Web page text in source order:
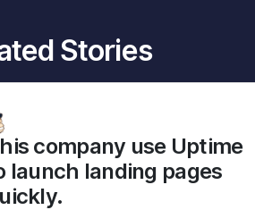
Stories
company use Uptime
launch landing pages